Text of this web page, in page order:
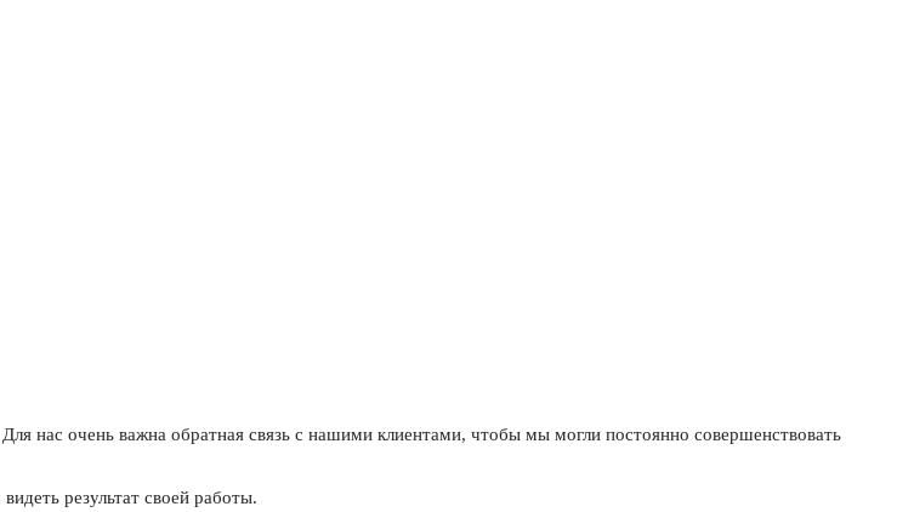
нас очень важна обратная связь с нашими клиентами, чтобы мы могли постоянно совершенствовать
результат своей работы.